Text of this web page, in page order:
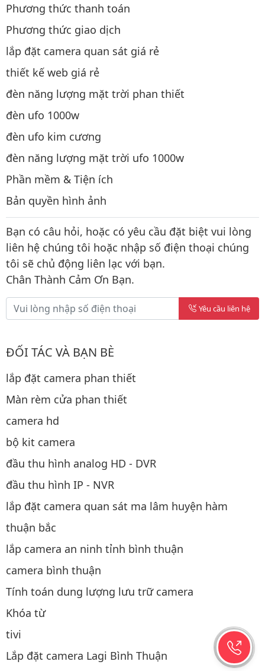
Phương thức thanh toán
Phương thức giao dịch
lắp đặt camera quan sát giá rẻ
thiết kế web giá rẻ
đèn năng lượng mặt trời phan thiết
đèn ufo 1000w
đèn ufo kim cương
đèn năng lượng mặt trời ufo 1000w
Phần mềm & Tiện ích
Bản quyền hình ảnh
Bạn có câu hỏi, hoặc có yêu cầu đặt biệt vui lòng
liên hệ chúng tôi hoặc nhập số điện thoại chúng
tôi sẽ chủ động liên lạc với bạn.
Chân Thành Cảm Ơn Bạn.
Yêu cầu liên hệ
ĐỐI TÁC VÀ BẠN BÈ
lắp đặt camera phan thiết
Màn rèm cửa phan thiết
camera hd
bộ kit camera
đầu thu hình analog HD - DVR
đầu thu hình IP - NVR
lắp đặt camera quan sát ma lâm huyện hàm
thuận bắc
lắp camera an ninh tỉnh bình thuận
camera bình thuận
Tính toán dung lượng lưu trữ camera
Khóa từ
tivi
Lắp đặt camera Lagi Bình Thuận